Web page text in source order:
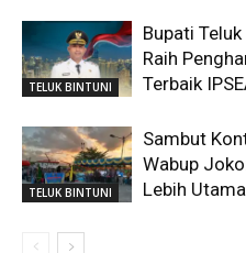
TELUK BINTUNI
Bupati
Raih
Terbaik
TELUK BINTUNI
Sambut
Wabup
Lebih